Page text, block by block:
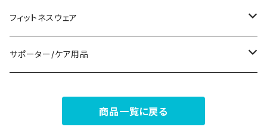
ナイトドレス
その他
リング
その他
半袖/5分
7分/長袖
ペチコート/ペチパンツ
トートバッグ
ショルダーバッグ
カジュアルバッグ
財布
アクセサリーケース
スニーカー
ブーツ
フィットネスウェア
セット販売
サポーター/ケア用品
商品一覧に戻る